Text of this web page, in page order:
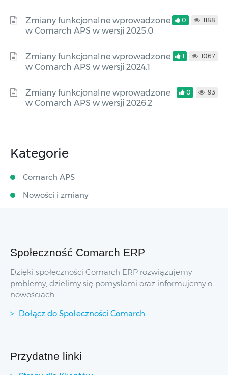
Zmiany funkcjonalne wprowadzone
w Comarch APS w wersji 2025.0
0 1188
Zmiany funkcjonalne wprowadzone
w Comarch APS w wersji 2024.1
1 1067
Zmiany funkcjonalne wprowadzone
w Comarch APS w wersji 2026.2
0 93
Kategorie
Comarch APS
Nowości i zmiany
Społeczność Comarch ERP
Dzięki społeczności Comarch ERP rozwiązujemy
problemy, dzielimy się pomysłami oraz informujemy o
nowościach.
Dołącz do Społeczności Comarch
Przydatne linki